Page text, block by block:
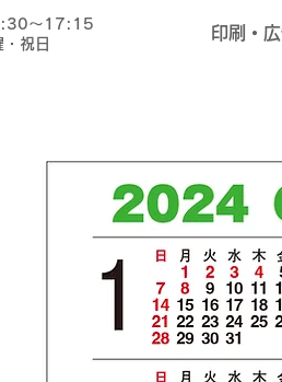
〜17:15
祝日
印刷・